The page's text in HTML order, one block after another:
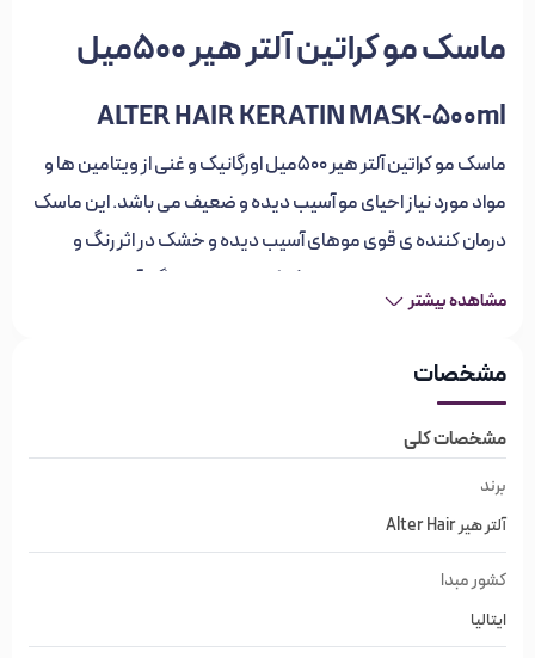
ماسک مو کراتین آلتر هیر 500‌میل
ALTER HAIR KERATIN MASK-500ml
ماسک مو کراتین آلتر هیر 500‌میل اورگانیک و غنی از ویتامین ها و
مواد مورد نیاز احیای مو آسیب دیده و ضعیف می باشد. این ماسک
درمان کننده ی قوی موهای آسیب دیده و خشک در اثر رنگ و
عوامل خارجی می باشد. ماسک کراتین وزی مو و گره آن را از بین می
برد و موهایی لطیف و سالم را به ارمغان می آورد. این محصول با
خاصیت درمان کنندگی و دیگر عوامل مراقبتی در حفظ ساختار مو
باعث جوانسازی تار های مو می شود. ماسک موی کراتین آلتر، آبرسان
بسیار قوی مو و ترمیم کننده اساسی بوده و از ویژگی های بارز آن
این محصول با مراقبت سه گانه ی خود از ریشه، ساقه و پیازمو و ازبین
بازمیابد و قوی تر و مستحکم شده و موهای ضعیف و وز شده را به
مشاهده بیشتر
مشخصات
مشخصات کلی
برند
آلتر هیر Alter Hair
کشور مبدا
ایتالیا